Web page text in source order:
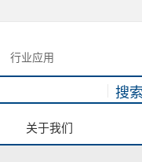
行业应用
关于我们